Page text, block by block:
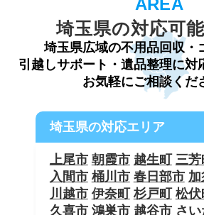
埼玉県の対応可
埼玉県広域の不用品回収・
引越しサポート・遺品整理に対
お気軽にご相談くだ
埼玉県の対応エリア
上尾市 朝霞市 越生町 三芳
入間市 桶川市 春日部市
川越市 伊奈町 杉戸町 松伏
久喜市 鴻巣市 越谷市 さ